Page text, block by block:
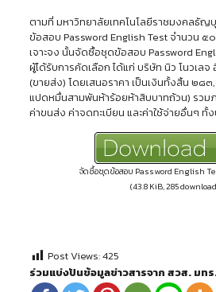
ตามที่ มหาวิทยาลัยเทคโนโลยีราชมงคลธัญ
ข้อสอบ Password English Test จำนวน ๕
เจาะจง นั้นจัดซื้อชุดข้อสอบ Password
ผู้ได้รับการคัดเลือก ได้แก่ บริษัท นิว โนวเล
(ขายส่ง) โดยเสนอราคา เป็นเงินทั้งสิ้น ๒๘
แปดหมื่นสามพันห้าร้อยห้าสิบบาทถ้วน) รวม
ค่าขนส่ง ค่าจดทะเบียน และค่าใช้จ่ายอื่นๆ ทั้
จัดซื้อชุดข้อสอบ Password English
(43.8 KiB, 285
Post Views:425
ร่วมแบ่งปันข้อมูลข่าวสารจาก สวส. มท